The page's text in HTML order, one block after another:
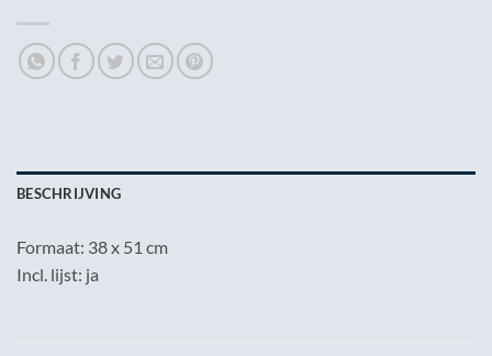
BESCHRIJVING
Formaat: 38 x 51 cm
Incl. lijst: ja